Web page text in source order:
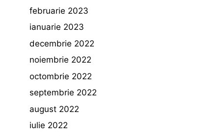
februarie 2023
ianuarie 2023
decembrie 2022
noiembrie 2022
octombrie 2022
septembrie 2022
august 2022
iulie 2022